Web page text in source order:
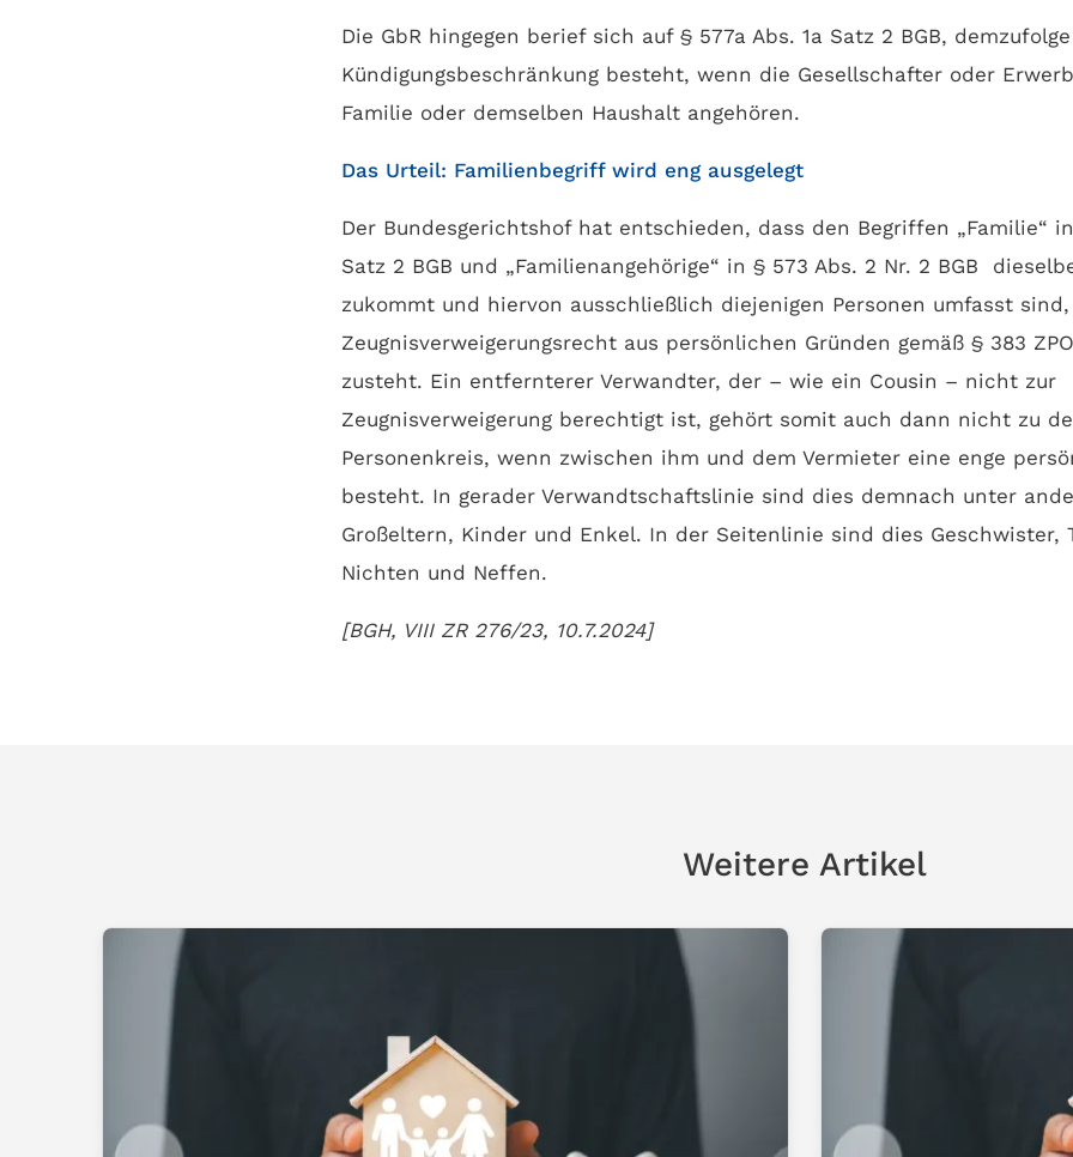
Die GbR hingegen berief sich auf § 577a Abs. 1a Satz 2 BGB,
Kündigungsbeschränkung besteht, wenn die Gesellschafter oder
Familie oder demselben Haushalt angehören.
Das Urteil: Familienbegriff wird eng ausgelegt
Der Bundesgerichtshof hat entschieden, dass den Begriffen „Familie“
Satz 2 BGB und „Familienangehörige“ in § 573 Abs. 2 Nr. 2 BGB
zukommt und hiervon ausschließlich diejenigen Personen umfasst
Zeugnisverweigerungsrecht aus persönlichen Gründen gemäß § 383
zusteht. Ein entfernterer Verwandter, der – wie ein Cousin – nicht zur
Zeugnisverweigerung berechtigt ist, gehört somit auch dann nicht zu
Personenkreis, wenn zwischen ihm und dem Vermieter eine enge
besteht. In gerader Verwandtschaftslinie sind dies demnach unter
Großeltern, Kinder und Enkel. In der Seitenlinie sind dies Geschwister,
Nichten und Neffen.
[BGH, VIII ZR 276/23, 10.7.2024]
Weitere Artikel